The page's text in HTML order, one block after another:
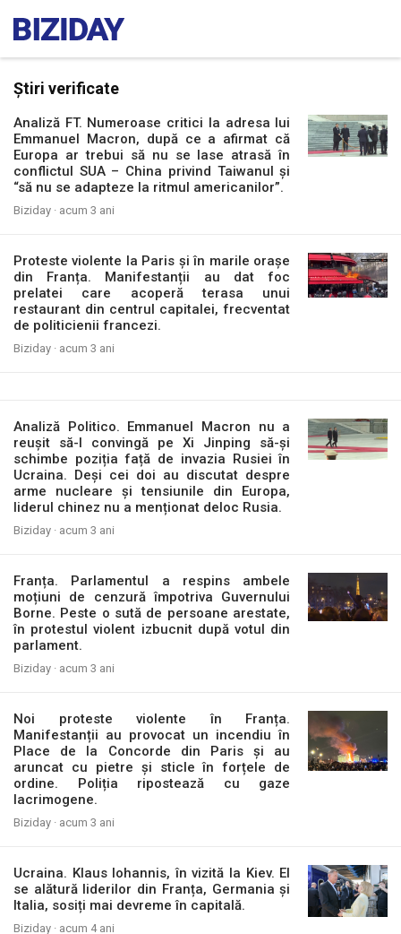
Știri verificate
Analiză FT. Numeroase critici la adresa lui
Emmanuel Macron, după ce a afirmat că
Europa ar trebui să nu se lase atrasă în
conflictul SUA – China privind Taiwanul și
“să nu se adapteze la ritmul americanilor”.
Biziday · acum 3 ani
Proteste violente la Paris și în marile orașe
din Franța. Manifestanții au dat foc
prelatei care acoperă terasa unui
restaurant din centrul capitalei, frecventat
de politicienii francezi.
Biziday · acum 3 ani
Analiză Politico. Emmanuel Macron nu a
reușit să-l convingă pe Xi Jinping să-și
schimbe poziția față de invazia Rusiei în
Ucraina. Deși cei doi au discutat despre
arme nucleare și tensiunile din Europa,
liderul chinez nu a menționat deloc Rusia.
Biziday · acum 3 ani
Franța. Parlamentul a respins ambele
moțiuni de cenzură împotriva Guvernului
Borne. Peste o sută de persoane arestate,
în protestul violent izbucnit după votul din
parlament.
Biziday · acum 3 ani
Noi proteste violente în Franța.
Manifestanții au provocat un incendiu în
Place de la Concorde din Paris și au
aruncat cu pietre și sticle în forțele de
ordine. Poliția ripostează cu gaze
lacrimogene.
Biziday · acum 3 ani
Ucraina. Klaus Iohannis, în vizită la Kiev. El
se alătură liderilor din Franța, Germania și
Italia, sosiți mai devreme în capitală.
Biziday · acum 4 ani